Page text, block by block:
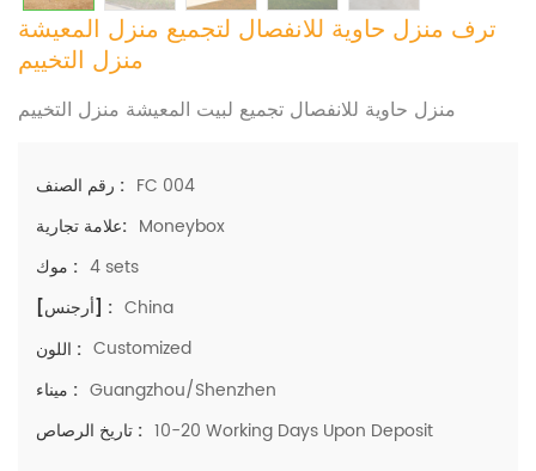
ترف منزل حاوية للانفصال لتجميع منزل المعيشة
منزل التخييم
منزل حاوية للانفصال تجميع لبيت المعيشة منزل التخييم
رقم الصنف : FC 004
علامة تجارية: Moneybox
موك : 4 sets
[أرجنس] : China
اللون : Customized
ميناء : Guangzhou/Shenzhen
تاريخ الرصاص : 10-20 Working Days Upon Deposit